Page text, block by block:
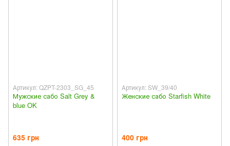
Артикул: QZPT-2303_SG_45
Мужские сабо Salt Grey &
blue OK
635 грн
Артикул: SW_39/40
Женские сабо Starfish White
400 грн